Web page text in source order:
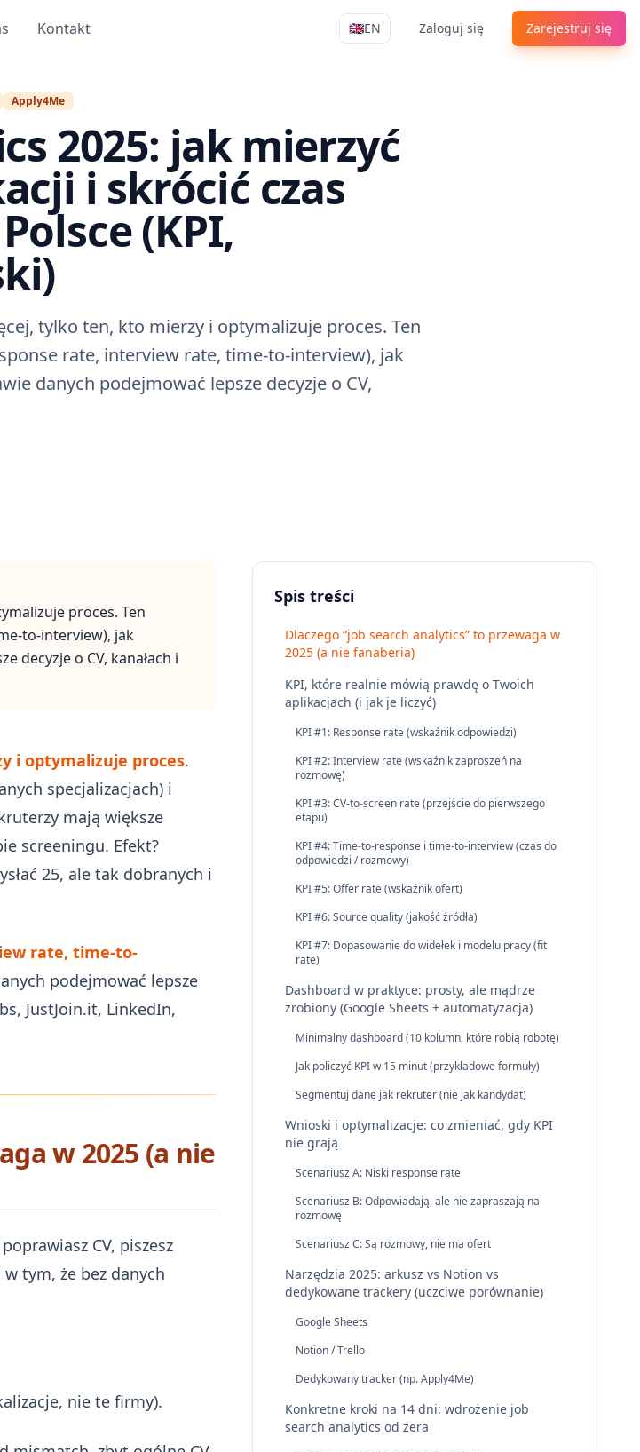
Kontakt 🇬🇧EN Zaloguj się Zarejestruj się
Apply4Me Navigation
Apply4Me
2025: jak mierzyć
i skrócić czas
(KPI,
tylko ten, kto mierzy i optymalizuje proces. Ten
rate, interview rate, time-to-interview), jak
danych podejmować lepsze decyzje o CV,
proces. Ten
to-interview), jak
decyzje o CV, kanałach i
i optymalizuje proces.
specjalizacjach) i
mają większe
screeningu. Efekt?
25, ale tak dobranych i
rate, time-to-
podejmować lepsze
JustJoin.it, LinkedIn,
w 2025 (a nie
CV, piszesz
tym, że bez danych
nie te firmy).
Spis treści
Dlaczego “job search analytics” to przewaga w
2025 (a nie fanaberia)
KPI, które realnie mówią prawdę o Twoich
aplikacjach (i jak je liczyć)
KPI #1: Response rate (wskaźnik odpowiedzi)
KPI #2: Interview rate (wskaźnik zaproszeń na
rozmowę)
KPI #3: CV-to-screen rate (przejście do pierwszego
etapu)
KPI #4: Time-to-response i time-to-interview (czas do
odpowiedzi / rozmowy)
KPI #5: Offer rate (wskaźnik ofert)
KPI #6: Source quality (jakość źródła)
KPI #7: Dopasowanie do widełek i modelu pracy (fit
rate)
Dashboard w praktyce: prosty, ale mądrze
zrobiony (Google Sheets + automatyzacja)
Minimalny dashboard (10 kolumn, które robią robotę)
Jak policzyć KPI w 15 minut (przykładowe formuły)
Segmentuj dane jak rekruter (nie jak kandydat)
Wnioski i optymalizacje: co zmieniać, gdy KPI
nie grają
Scenariusz A: Niski response rate
Scenariusz B: Odpowiadają, ale nie zapraszają na
rozmowę
Scenariusz C: Są rozmowy, nie ma ofert
Narzędzia 2025: arkusz vs Notion vs
dedykowane trackery (uczciwe porównanie)
Google Sheets
Notion / Trello
Dedykowany tracker (np. Apply4Me)
Konkretne kroki na 14 dni: wdrożenie job
search analytics od zera